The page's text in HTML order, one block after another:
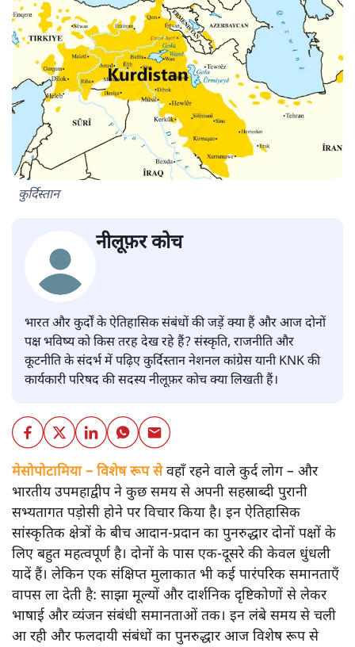
कुर्दिस्तान
नीलूफ़र कोच
भारत और कुर्दों के ऐतिहासिक संबंधों की जड़ें क्या हैं और आज दोनों
पक्ष भविष्य को किस तरह देख रहे हैं? संस्कृति, राजनीति और
कूटनीति के संदर्भ में पढ़िए कुर्दिस्तान नेशनल कांग्रेस यानी KNK की
कार्यकारी परिषद की सदस्य नीलूफ़र कोच क्या लिखती हैं।
मेसोपोटामिया – विशेष रूप सेवहाँ रहने वाले कुर्द लोग – और
भारतीय उपमहाद्वीप ने कुछ समय से अपनी सहस्राब्दी पुरानी
सभ्यतागत पड़ोसी होने पर विचार किया है। इन ऐतिहासिक
सांस्कृतिक क्षेत्रों के बीच आदान-प्रदान का पुनरुद्धार दोनों पक्षों के
लिए बहुत महत्वपूर्ण है। दोनों के पास एक-दूसरे की केवल धुंधली
यादें हैं। लेकिन एक संक्षिप्त मुलाकात भी कई पारंपरिक समानताएँ
वापस ला देती है: साझा मूल्यों और दार्शनिक दृष्टिकोणों से लेकर
भाषाई और व्यंजन संबंधी समानताओं तक। इन लंबे समय से चली
आ रही और फलदायी संबंधों का पुनरुद्धार आज विशेष रूप से